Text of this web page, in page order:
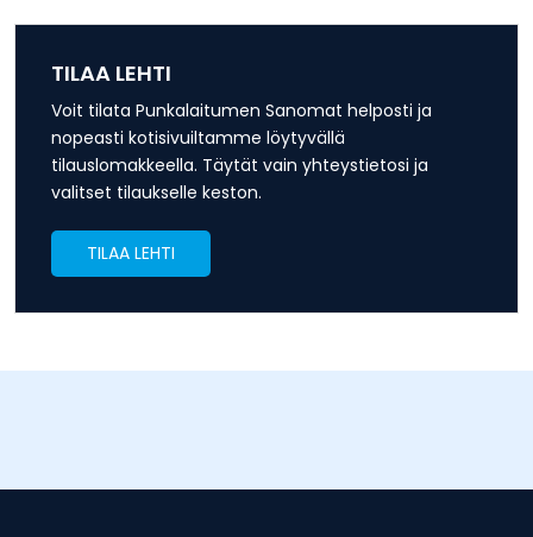
TILAA LEHTI
Voit tilata Punkalaitumen Sanomat helposti ja
nopeasti kotisivuiltamme löytyvällä
tilauslomakkeella. Täytät vain yhteystietosi ja
valitset tilaukselle keston.
TILAA LEHTI